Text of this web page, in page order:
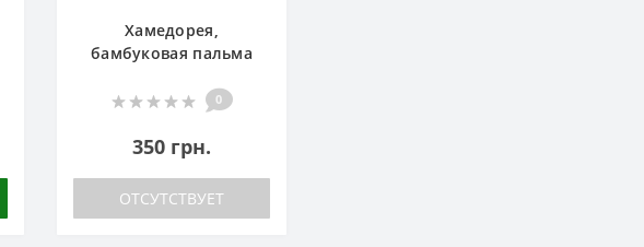
Хамедорея,
бамбуковая пальма
0
350 грн.
ОТСУТСТВУЕТ